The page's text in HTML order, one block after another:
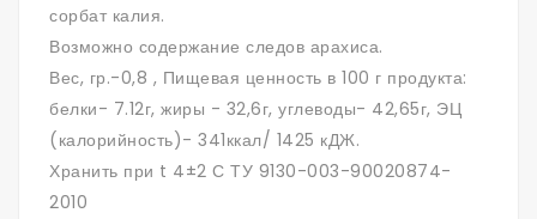
сорбат калия.
Возможно содержание следов арахиса.
Вес, гр.-0,8 , Пищевая ценность в 100 г продукта:
белки- 7.12г, жиры - 32,6г, углеводы- 42,65г, ЭЦ
(калорийность)- 341ккал/ 1425 кДЖ.
Хранить при t 4±2 С ТУ 9130-003-90020874-
2010